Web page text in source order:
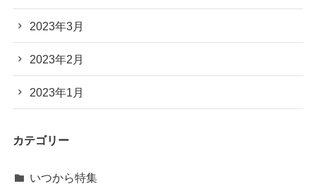
2023年3月
2023年2月
2023年1月
カテゴリー
いつから特集